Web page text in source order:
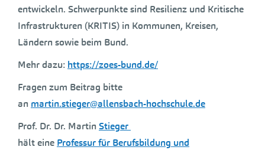
entwickeln. Schwerpunkte sind Resilienz und Kritische
Infrastrukturen (KRITIS) in Kommunen, Kreisen,
Ländern sowie beim Bund.
Mehr dazu: https://zoes-bund.de/
Fragen zum Beitrag bitte
an martin.stieger@allensbach-hochschule.de
Prof. Dr. Dr. Martin Stieger
hält eine Professur für Berufsbildung und